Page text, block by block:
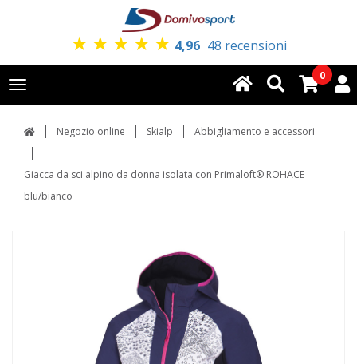
★ ★ ★ ★ ★ 4,96 48 recensioni
Toggle
navigation
0
Negozio online Skialp Abbigliamento e accessori
Giacca da sci alpino da donna isolata con Primaloft® ROHACE
blu/bianco